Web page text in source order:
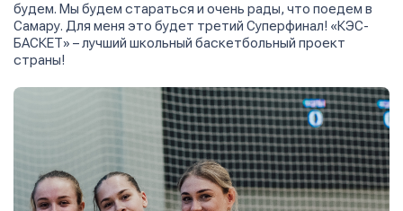
будем. Мы будем стараться и очень рады, что поедем в
Самару. Для меня это будет третий Суперфинал! «КЭС-
БАСКЕТ» – лучший школьный баскетбольный проект
страны!